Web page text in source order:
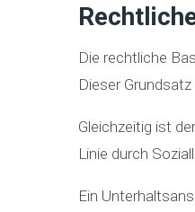
Die rechtliche
Dieser
Gleichzeitig ist
Linie durch
Ein